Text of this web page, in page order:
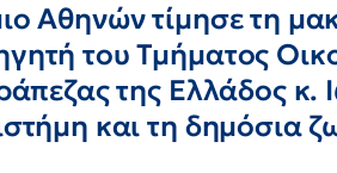
Αθηνών τίμησε τη
του Τμήματος
της Ελλάδος
και τη δημόσια